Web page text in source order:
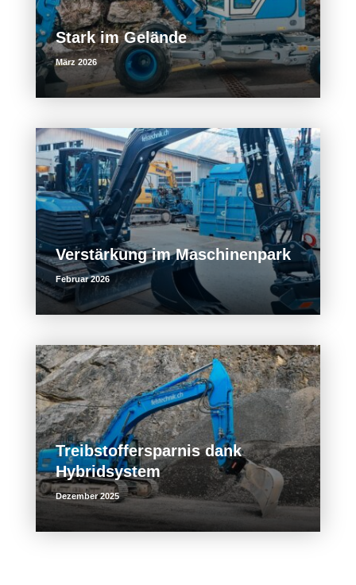
Stark im Gelände
März 2026
Verstärkung im Maschinenpark
Februar 2026
Treibstoffersparnis dank
Hybridsystem
Dezember 2025